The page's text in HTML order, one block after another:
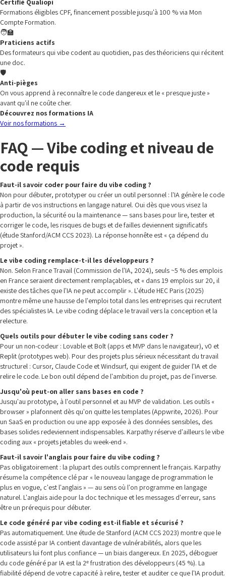
Certifié Qualiopi
Formations éligibles CPF, financement possible jusqu'à 100 % via Mon
Compte Formation.
🧑‍🏫
Praticiens actifs
Des formateurs qui vibe codent au quotidien, pas des théoriciens qui récitent
une doc.
🛡️
Anti-pièges
On vous apprend à reconnaître le code dangereux et le « presque juste »
avant qu'il ne coûte cher.
Découvrez nos formations IA
Voir nos formations →
FAQ — Vibe coding et niveau de
code requis
Faut-il savoir coder pour faire du vibe coding ?
Non pour débuter, prototyper ou créer un outil personnel : l'IA génère le code
à partir de vos instructions en langage naturel. Oui dès que vous visez la
production, la sécurité ou la maintenance — sans bases pour lire, tester et
corriger le code, les risques de bugs et de failles deviennent significatifs
(étude Stanford/ACM CCS 2023). La réponse honnête est « ça dépend du
projet ».
Le vibe coding remplace-t-il les développeurs ?
Non. Selon France Travail (Commission de l'IA, 2024), seuls ~5 % des emplois
en France seraient directement remplaçables, et « dans 19 emplois sur 20, il
existe des tâches que l'IA ne peut accomplir ». L'étude HEC Paris (2025)
montre même une hausse de l'emploi total dans les entreprises qui recrutent
des spécialistes IA. Le vibe coding déplace le travail vers la conception et la
relecture.
Quels outils pour débuter le vibe coding sans coder ?
Pour un non-codeur : Lovable et Bolt (apps et MVP dans le navigateur), v0 et
Replit (prototypes web). Pour des projets plus sérieux nécessitant du travail
structurel : Cursor, Claude Code et Windsurf, qui exigent de guider l'IA et de
relire le code. Le bon outil dépend de l'ambition du projet, pas de l'inverse.
Jusqu'où peut-on aller sans bases en code ?
Jusqu'au prototype, à l'outil personnel et au MVP de validation. Les outils «
browser » plafonnent dès qu'on quitte les templates (Appwrite, 2026). Pour
un SaaS en production ou une app exposée à des données sensibles, des
bases solides redeviennent indispensables. Karpathy réserve d'ailleurs le vibe
coding aux « projets jetables du week-end ».
Faut-il savoir l'anglais pour faire du vibe coding ?
Pas obligatoirement : la plupart des outils comprennent le français. Karpathy
résume la compétence clé par « le nouveau langage de programmation le
plus en vogue, c'est l'anglais » — au sens où l'on programme en langage
naturel. L'anglais aide pour la doc technique et les messages d'erreur, sans
être un prérequis pour débuter.
Le code généré par vibe coding est-il fiable et sécurisé ?
Pas automatiquement. Une étude de Stanford (ACM CCS 2023) montre que le
code assisté par IA contient davantage de vulnérabilités, alors que les
utilisateurs lui font plus confiance — un biais dangereux. En 2025, déboguer
du code généré par IA est la 2ᵉ frustration des développeurs (45 %). La
fiabilité dépend de votre capacité à relire, tester et auditer ce que l'IA produit.